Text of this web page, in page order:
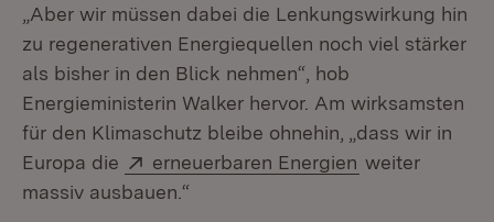
„Aber wir müssen dabei die Lenkungswirkung hin
zu regenerativen Energiequellen noch viel stärker
als bisher in den Blick nehmen“, hob
Energieministerin Walker hervor. Am wirksamsten
für den Klimaschutz bleibe ohnehin, „dass wir in
Europa die
Extern:
erneuerbaren Energien (Öffnet in
weiter
massiv ausbauen.“